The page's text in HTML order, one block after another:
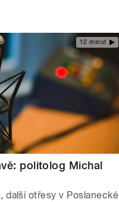
12 minut
politolog Michal
další otřesy v Poslanecké